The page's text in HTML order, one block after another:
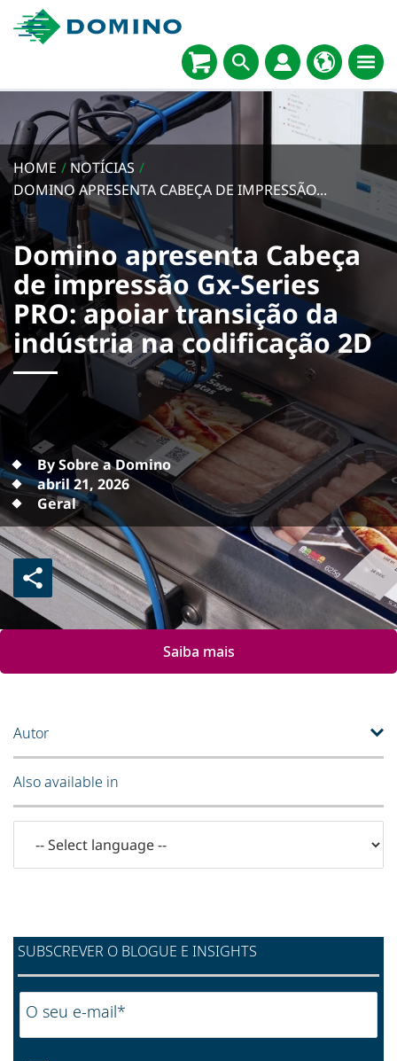
HOME /NOTÍCIAS /
DOMINO APRESENTA CABEÇA DE IMPRESSÃO...
Domino apresenta Cabeça
de impressão Gx-Series
PRO: apoiar transição da
indústria na codificação 2D
By Sobre a Domino
abril 21, 2026
Geral
Saiba mais
Autor
Also available in
SUBSCREVER O BLOGUE E INSIGHTS
O seu e-mail*